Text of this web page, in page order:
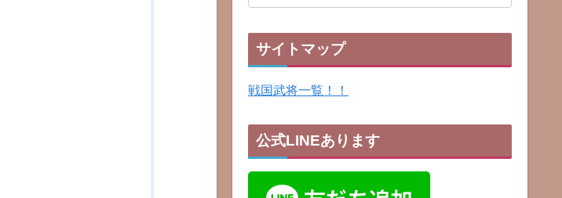
サイトマップ
戦国武将一覧！！
公式LINEあります